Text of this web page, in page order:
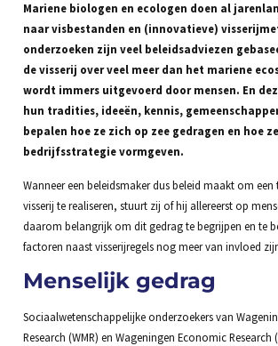
Mariene biologen en ecologen doen al
naar visbestanden en (innovatieve)
onderzoeken zijn veel beleidsadviezen
de visserij over veel meer dan het mariene
wordt immers uitgevoerd door mensen. En
hun tradities, ideeën, kennis,
bepalen hoe ze zich op zee gedragen en hoe
bedrijfsstrategie vormgeven.
Wanneer een beleidsmaker dus beleid maakt om
visserij te realiseren, stuurt zij of hij allereerst op
daarom belangrijk om dit gedrag te begrijpen en te
factoren naast visserijregels nog meer van invloed
Menselijk gedrag
Sociaalwetenschappelijke onderzoekers van
Research (WMR) en Wageningen Economic Research